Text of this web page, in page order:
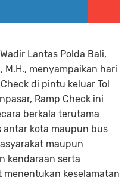
Lantas Polda Bali,
M.H., menyampaikan hari
di pintu keluar Tol
Ramp Check ini
berkala terutama
kota maupun bus
maupun
kendaraan serta
keselamatan